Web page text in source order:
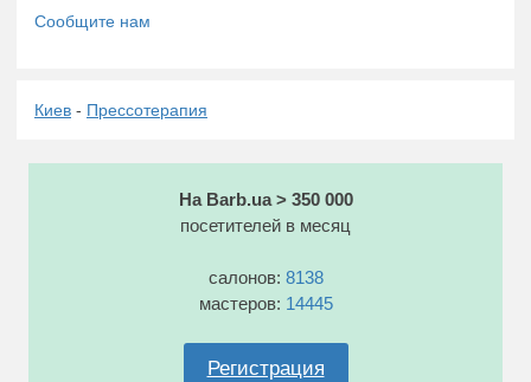
Киев - Прессотерапия
На Barb.ua > 350 000
посетителей в месяц
салонов: 8138
мастеров: 14445
Регистрация